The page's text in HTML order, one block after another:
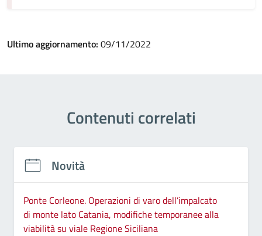
Ultimo aggiornamento: 09/11/2022
Contenuti correlati
Novità
Ponte Corleone. Operazioni di varo dell’impalcato
di monte lato Catania, modifiche temporanee alla
viabilità su viale Regione Siciliana